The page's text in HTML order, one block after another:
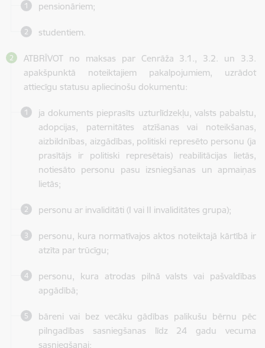
pensionāriem;
studentiem.
ATBRĪVOT no maksas par Cenrāža 3.1., 3.2. un 3.3.
apakšpunktā noteiktajiem pakalpojumiem, uzrādot
attiecīgu statusu apliecinošu dokumentu:
ja dokuments pieprasīts uzturlīdzekļu, valsts pabalstu,
adopcijas, paternitātes atzīšanas vai noteikšanas,
aizbildnības, aizgādības, politiski represēto personu (ja
prasītājs ir politiski represētais) reabilitācijas lietās,
notiesāto personu pasu izsniegšanas un apmaiņas
lietās;
personu ar invaliditāti (I vai II invaliditātes grupa);
personu, kura normatīvajos aktos noteiktajā kārtībā ir
atzīta par trūcīgu;
personu, kura atrodas pilnā valsts vai pašvaldības
apgādībā;
bāreni vai bez vecāku gādības palikušu bērnu pēc
pilngadības sasniegšanas līdz 24 gadu vecuma
sasniegšanai;